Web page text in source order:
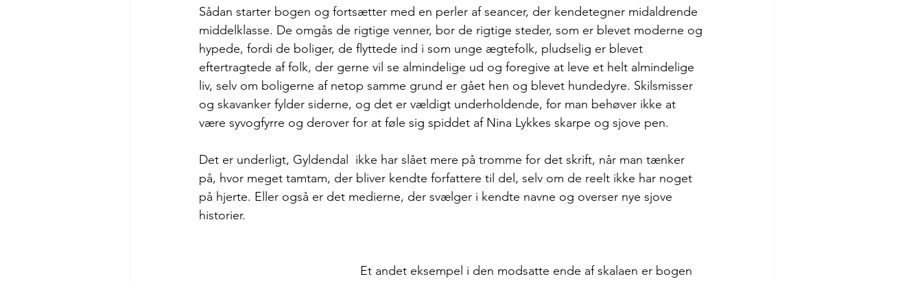
Sådan starter bogen og fortsætter med en perler af seancer, der kendetegner midaldrende
middelklasse. De omgås de rigtige venner, bor de rigtige steder, som er blevet moderne og
hypede, fordi de boliger, de flyttede ind i som unge ægtefolk, pludselig er blevet
eftertragtede af folk, der gerne vil se almindelige ud og foregive at leve et helt almindelige
liv, selv om boligerne af netop samme grund er gået hen og blevet hundedyre. Skilsmisser
og skavanker fylder siderne, og det er vældigt underholdende, for man behøver ikke at
være syvogfyrre og derover for at føle sig spiddet af Nina Lykkes skarpe og sjove pen.
Det er underligt, Gyldendal  ikke har slået mere på tromme for det skrift, når man tænker
på, hvor meget tamtam, der bliver kendte forfattere til del, selv om de reelt ikke har noget
på hjerte. Eller også er det medierne, der svælger i kendte navne og overser nye sjove
historier.
Et andet eksempel i den modsatte ende af skalaen er bogen